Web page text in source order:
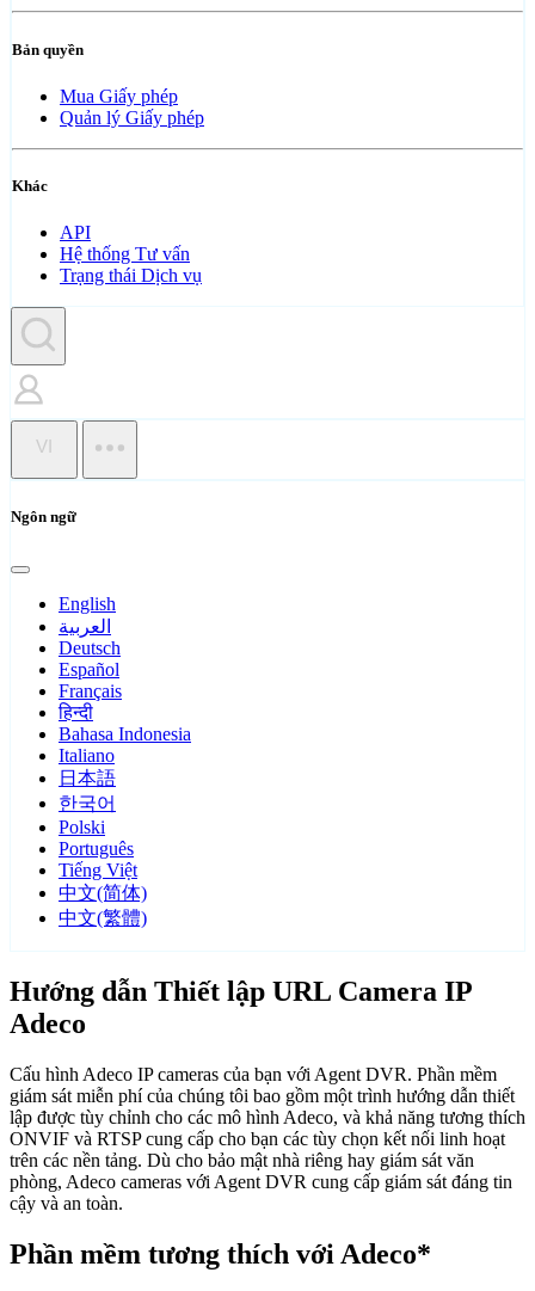
Bản quyền
Mua Giấy phép
Quản lý Giấy phép
Khác
API
Hệ thống Tư vấn
Trạng thái Dịch vụ
VI
Ngôn ngữ
English
العربية
Deutsch
Español
Français
हिन्दी
Bahasa Indonesia
Italiano
日本語
한국어
Polski
Português
Tiếng Việt
中文(简体)
中文(繁體)
Hướng dẫn Thiết lập URL Camera IP
Adeco
Cấu hình Adeco IP cameras của bạn với Agent DVR. Phần mềm
giám sát miễn phí của chúng tôi bao gồm một trình hướng dẫn thiết
lập được tùy chỉnh cho các mô hình Adeco, và khả năng tương thích
ONVIF và RTSP cung cấp cho bạn các tùy chọn kết nối linh hoạt
trên các nền tảng. Dù cho bảo mật nhà riêng hay giám sát văn
phòng, Adeco cameras với Agent DVR cung cấp giám sát đáng tin
cậy và an toàn.
Phần mềm tương thích với Adeco*